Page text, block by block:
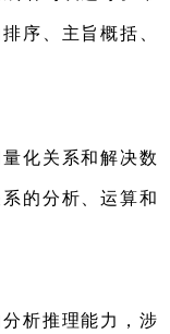
序、主旨概括、
化关系和解决数
的分析、运算和
析推理能力，涉